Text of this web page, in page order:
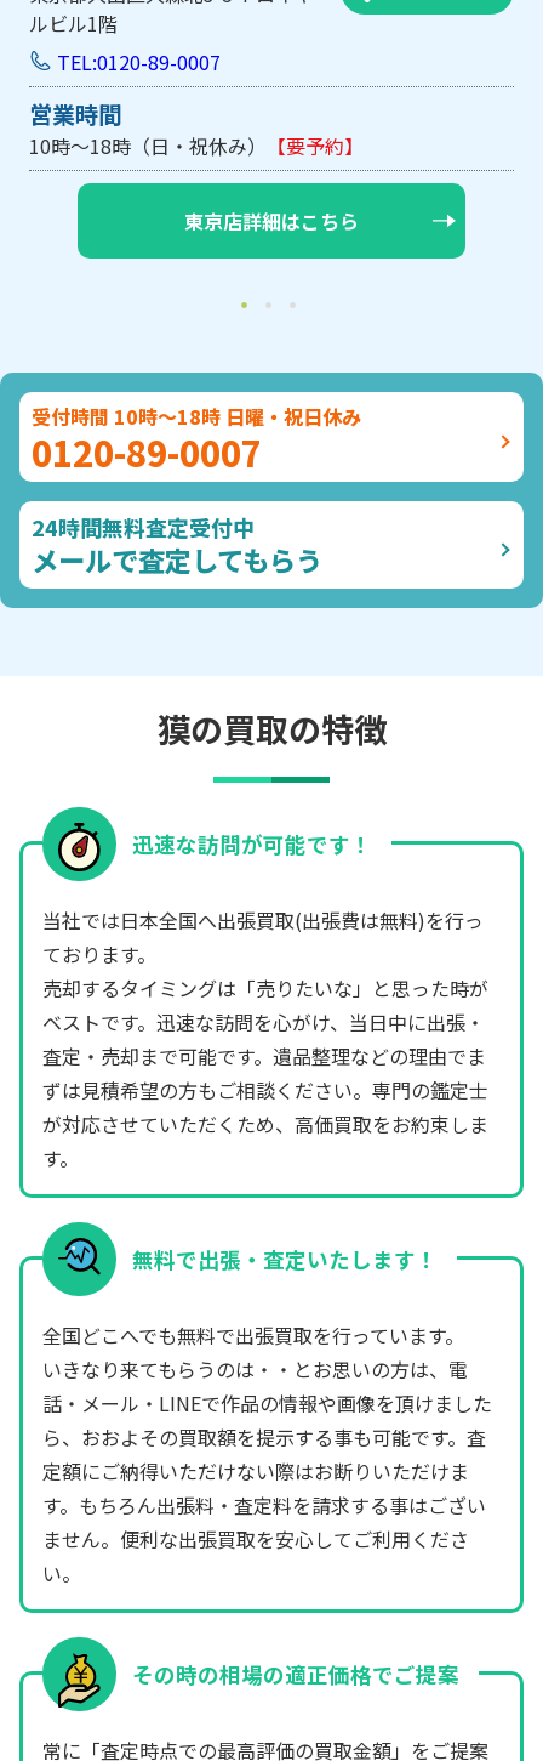
ルビル1階
TEL:0120-89-0007
営業時間
10時～18時（日・祝休み） 【要予約】
東京店詳細はこちら
受付時間 10時～18時 日曜・祝日休み
0120-89-0007
24時間無料査定受付中
メールで査定してもらう
獏の買取の特徴
迅速な訪問が可能です！
当社では日本全国へ出張買取(出張費は無料)を行っ
ております。
売却するタイミングは「売りたいな」と思った時が
ベストです。迅速な訪問を心がけ、当日中に出張・
査定・売却まで可能です。遺品整理などの理由でま
ずは見積希望の方もご相談ください。専門の鑑定士
が対応させていただくため、高価買取をお約束しま
す。
無料で出張・査定いたします！
全国どこへでも無料で出張買取を行っています。
いきなり来てもらうのは・・とお思いの方は、電
話・メール・LINEで作品の情報や画像を頂けました
ら、おおよその買取額を提示する事も可能です。査
定額にご納得いただけない際はお断りいただけま
す。もちろん出張料・査定料を請求する事はござい
ません。便利な出張買取を安心してご利用くださ
い。
その時の相場の適正価格でご提案
常に「査定時点での最高評価の買取金額」をご提案